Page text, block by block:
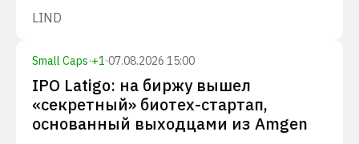
LIND
Small Caps·+1·07.08.2026 15:00
IPO Latigo: на биржу вышел
«секретный» биотех-стартап,
основанный выходцами из Amgen